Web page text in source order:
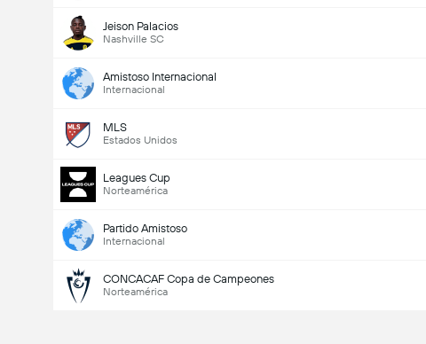
Jeison Palacios
Nashville SC
Amistoso Internacional
Internacional
MLS
Estados Unidos
Leagues Cup
Norteamérica
Partido Amistoso
Internacional
CONCACAF Copa de Campeones
Norteamérica